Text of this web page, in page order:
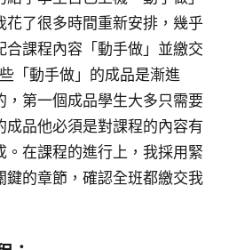
花了很多時間重新安排，幾乎
合課程內容「動手做」並繳交
「動手做」的成品是漸進
，第一個成品學生大多只需要
成品他必須是對課程的內容有
。在課程的進行上，我採用緊
鍵的章節，確認全班都繳交我